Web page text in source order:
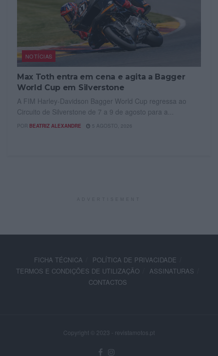
NOTÍCIAS
Max Toth entra em cena e agita a Bagger
World Cup em Silverstone
A FIM Harley-Davidson Bagger World Cup regressa ao
Circuito de Silverstone de 7 a 9 de agosto para a...
POR BEATRIZ ALEXANDRE 5 AGOSTO, 2026
FICHA TÉCNICA
POLÍTICA DE PRIVACIDADE
TERMOS E CONDIÇÕES DE UTILIZAÇÃO
ASSINATURAS
CONTACTOS
Copyright © 2023 - revistamotos.pt